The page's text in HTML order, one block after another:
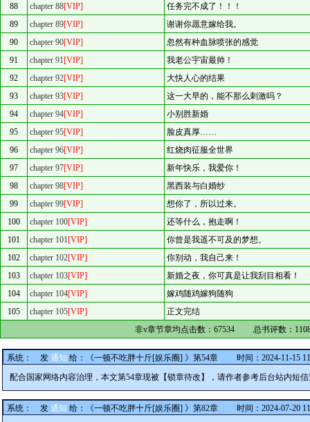
88 chapter 88[VIP]
任务完不成了！！！
89
chapter 89[VIP]
谢谢你愿意嫁给我。
90
chapter 90[VIP]
忽然有种血脉喷张的感觉
91
chapter 91[VIP]
我老公宇宙最帅！
92
chapter 92[VIP]
大快人心的结果
93
chapter 93[VIP]
这一大早的，能不那么刺激吗？
94
chapter 94[VIP]
小别胜新婚
95
chapter 95[VIP]
脸皮真厚……
96
chapter 96[VIP]
红烧肉征服全世界
97
chapter 97[VIP]
新年快乐，我爱你！
98
chapter 98[VIP]
黑西装与白婚纱
99
chapter 99[VIP]
想你了，所以过来。
100
chapter 100[VIP]
还等什么，抱走啊！
101
chapter 101[VIP]
你曾是我遥不可及的梦想。
102
chapter 102[VIP]
你别动，我自己来！
103
chapter 103[VIP]
新婚之夜，你可真是让我刮目相看！
104
chapter 104[VIP]
嫁鸡随鸡嫁狗随狗
105
chapter 105[VIP]
正文完结
非v章节章均点击数： 67534 总书评数：
系统： 发 通知 给： 《一顿不吃胖十斤[娱乐圈] 》第54章
时间：2024-11-15
配合国家网络内容治理，本文第54章现被【锁章待改】，请作者参考后台站内短
系统： 发 通知 给： 《一顿不吃胖十斤[娱乐圈] 》第82章
时间：2024-07-20